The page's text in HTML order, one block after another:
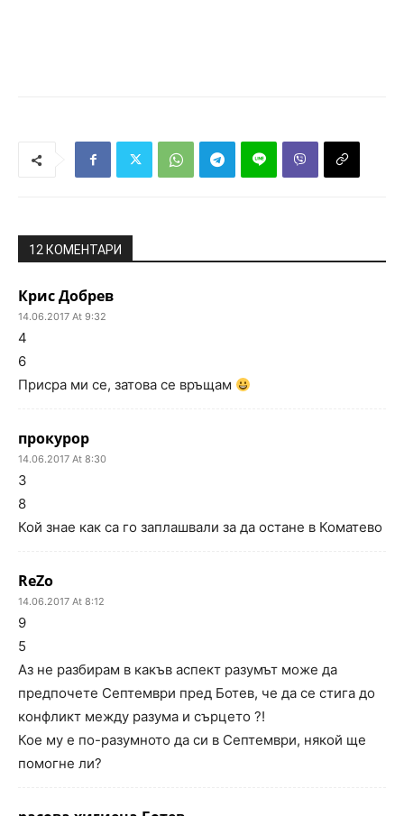
12 КОМЕНТАРИ
Крис Добрев
14.06.2017 At 9:32
4
6
Присра ми се, затова се връщам
прокурор
14.06.2017 At 8:30
3
8
Кой знае как са го заплашвали за да остане в Коматево
ReZo
14.06.2017 At 8:12
9
5
Аз не разбирам в какъв аспект разумът може да
предпочете Септември пред Ботев, че да се стига до
конфликт между разума и сърцето ?!
Кое му е по-разумното да си в Септември, някой ще
помогне ли?